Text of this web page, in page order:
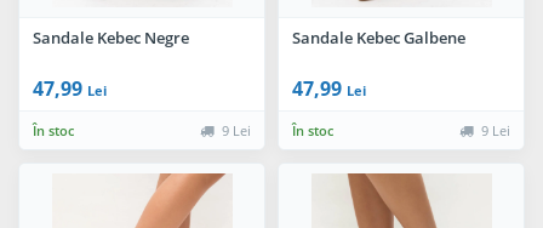
Sandale Kebec Negre
47,99 Lei
În stoc 9 Lei
Sandale Kebec Galbene
47,99 Lei
În stoc 9 Lei